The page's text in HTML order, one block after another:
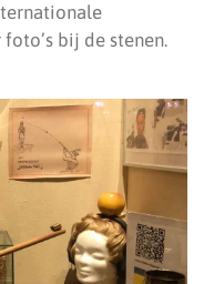
bij de stenen.